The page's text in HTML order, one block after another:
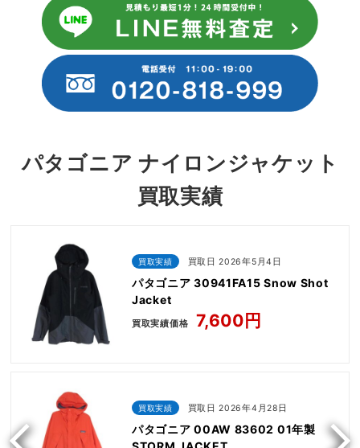
パタゴニア ナイロンジャケット
買取実績
買取実績 買取日 2026年5月4日
パタゴニア 30941FA15 Snow Shot
Jacket
買取実績価格 7,600円
買取実績 買取日 2026年4月28日
パタゴニア 00AW 83602 01年製